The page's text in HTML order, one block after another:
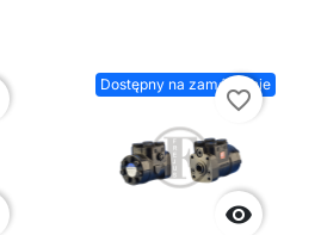
Dostępny na zamówienie

favorite_border